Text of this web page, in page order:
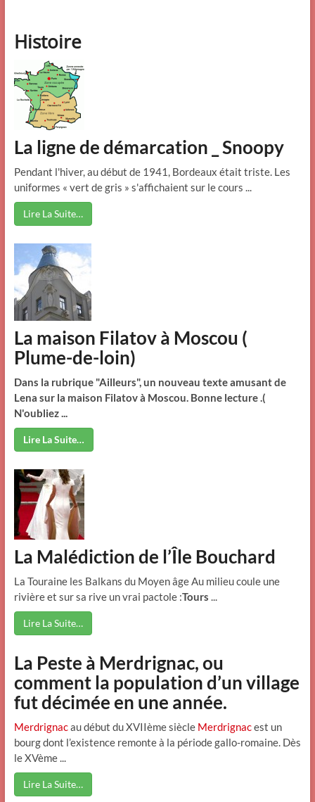
Histoire
La ligne de démarcation _ Snoopy
Pendant l'hiver, au début de 1941, Bordeaux était triste. Les
uniformes « vert de gris » s'affichaient sur le cours ...
Lire La Suite…
La maison Filatov à Moscou (
Plume-de-loin)
Dans la rubrique "Ailleurs", un nouveau texte amusant de
Lena sur la maison Filatov à Moscou. Bonne lecture .(
N'oubliez ...
Lire La Suite…
La Malédiction de l’Île Bouchard
La Touraine les Balkans du Moyen âge Au milieu coule une
rivière et sur sa rive un vrai pactole :Tours ...
Lire La Suite…
La Peste à Merdrignac, ou
comment la population d’un village
fut décimée en une année.
Merdrignacau début du XVIIème siècle Merdrignacest un
bourg dont l’existence remonte à la période gallo-romaine. Dès
le XVème ...
Lire La Suite…